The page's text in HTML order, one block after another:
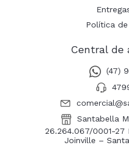
Política
Central de
(47)
Santabella
26.264.067/0001-27
Joinville –